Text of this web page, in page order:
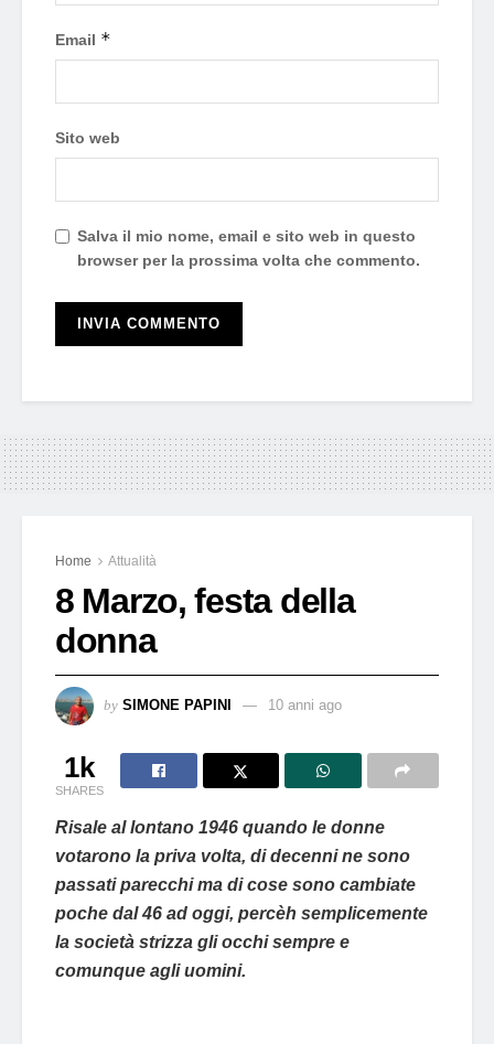
Email *
Sito web
Salva il mio nome, email e sito web in questo
browser per la prossima volta che commento.
Home Attualità
8 Marzo, festa della
donna
by SIMONE PAPINI 10 anni ago
1k
SHARES
Risale al lontano 1946 quando le donne
votarono la priva volta, di decenni ne sono
passati parecchi ma di cose sono cambiate
poche dal 46 ad oggi, percèh semplicemente
la società strizza gli occhi sempre e
comunque agli uomini.